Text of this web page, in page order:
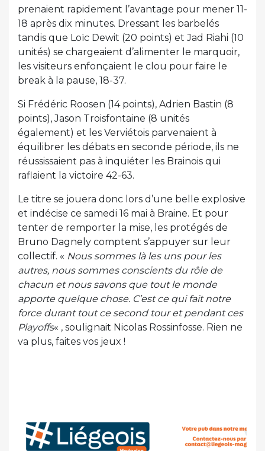
prenaient rapidement l’avantage pour mener 11-
18 après dix minutes. Dressant les barbelés
tandis que Loïc Dewit (20 points) et Jad Riahi (10
unités) se chargeaient d’alimenter le marquoir,
les visiteurs enfonçaient le clou pour faire le
break à la pause, 18-37.
Si Frédéric Roosen (14 points), Adrien Bastin (8
points), Jason Troisfontaine (8 unités
également) et les Verviétois parvenaient à
équilibrer les débats en seconde période, ils ne
réussissaient pas à inquiéter les Brainois qui
raflaient la victoire 42-63.
Le titre se jouera donc lors d’une belle explosive
et indécise ce samedi 16 mai à Braine. Et pour
tenter de remporter la mise, les protégés de
Bruno Dagnely comptent s’appuyer sur leur
collectif. « Nous sommes là les uns pour les
autres, nous sommes conscients du rôle de
chacun et nous savons que tout le monde
apporte quelque chose. C’est ce qui fait notre
force durant tout ce second tour et pendant ces
Playoffs« , soulignait Nicolas Rossinfosse. Rien ne
va plus, faites vos jeux !